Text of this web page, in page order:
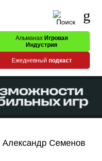
Альманах Игровая
Индустрия
Ежедневный подкаст
Александр Семенов